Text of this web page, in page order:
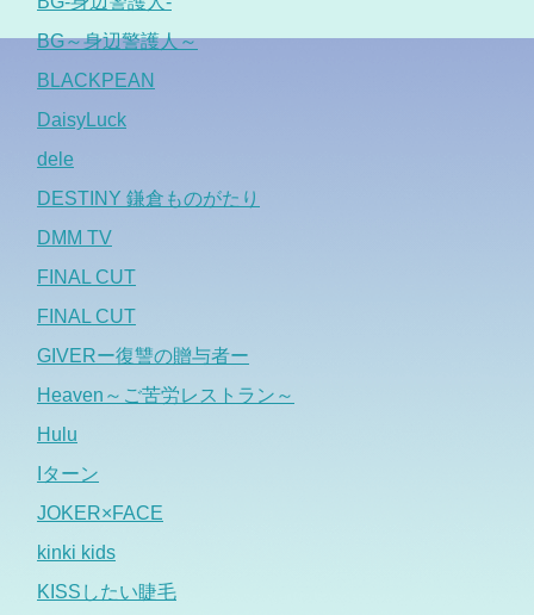
BG～身辺警護人～
BLACKPEAN
DaisyLuck
dele
DESTINY 鎌倉ものがたり
DMM TV
FINAL CUT
FINAL CUT
GIVERー復讐の贈与者ー
Heaven～ご苦労レストラン～
Hulu
Iターン
JOKER×FACE
kinki kids
KISSしたい睫毛